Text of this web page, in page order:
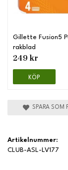
Gillette Fusion5
rakblad
249 kr
KÖP
SPARA SOM
Artikelnummer:
CLUB-ASL-LV177